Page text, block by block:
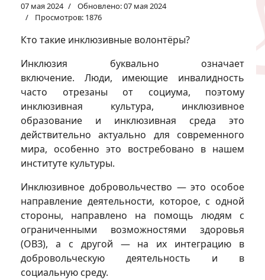
07 мая 2024
Обновлено: 07 мая 2024
Просмотров: 1876
Кто такие инклюзивные волонтёры?
Инклюзия буквально означает
включение. Люди, имеющие инвалидность
часто отрезаны от социума, поэтому
инклюзивная культура, инклюзивное
образование и инклюзивная среда это
действительно актуально для современного
мира, особенно это востребовано в нашем
институте культуры.
Инклюзивное добровольчество — это особое
направление деятельности, которое, с одной
стороны, направлено на помощь людям с
ограниченными возможностями здоровья
(ОВЗ), а с другой — на их интеграцию в
добровольческую деятельность и в
социальную среду.